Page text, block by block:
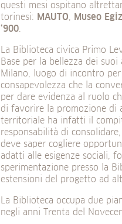
questi mesi ospitano
torinesi: MAUTO, Museo
‘900.
La Biblioteca civica Primo
Base per la bellezza dei
Milano, luogo di incontro
consapevolezza che la
per dare evidenza al ruolo
di favorire la promozione di
territoriale ha infatti il
responsabilità di
deve saper cogliere
adatti alle esigenze sociali,
sperimentazione presso la
estensioni del progetto ad
La Biblioteca occupa due
negli anni Trenta del